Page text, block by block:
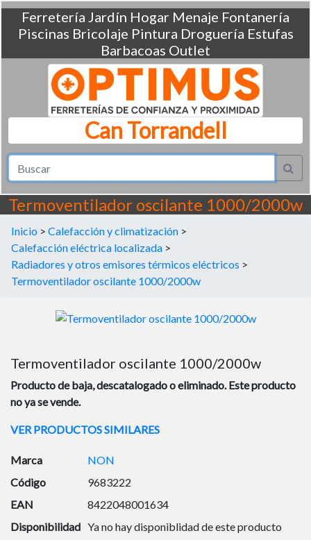
Ferretería Jardín Hogar Menaje Fontanería
Piscinas Bricolaje Pintura Droguería Estufas
Barbacoas Outlet
Can Torrandell
Termoventilador oscilante 1000/2000w
Inicio > Calefacción y climatización >
Calefacción eléctrica localizada >
Radiadores y otros emisores térmicos eléctricos >
Termoventilador oscilante 1000/2000w
Termoventilador oscilante 1000/2000w
Producto de baja, descatalogado o eliminado. Este producto
no ya se vende.
VER PRODUCTOS SIMILARES
Marca
NON
Código
9683222
EAN
8422048001634
Disponibilidad Ya no hay disponiblidad de este producto